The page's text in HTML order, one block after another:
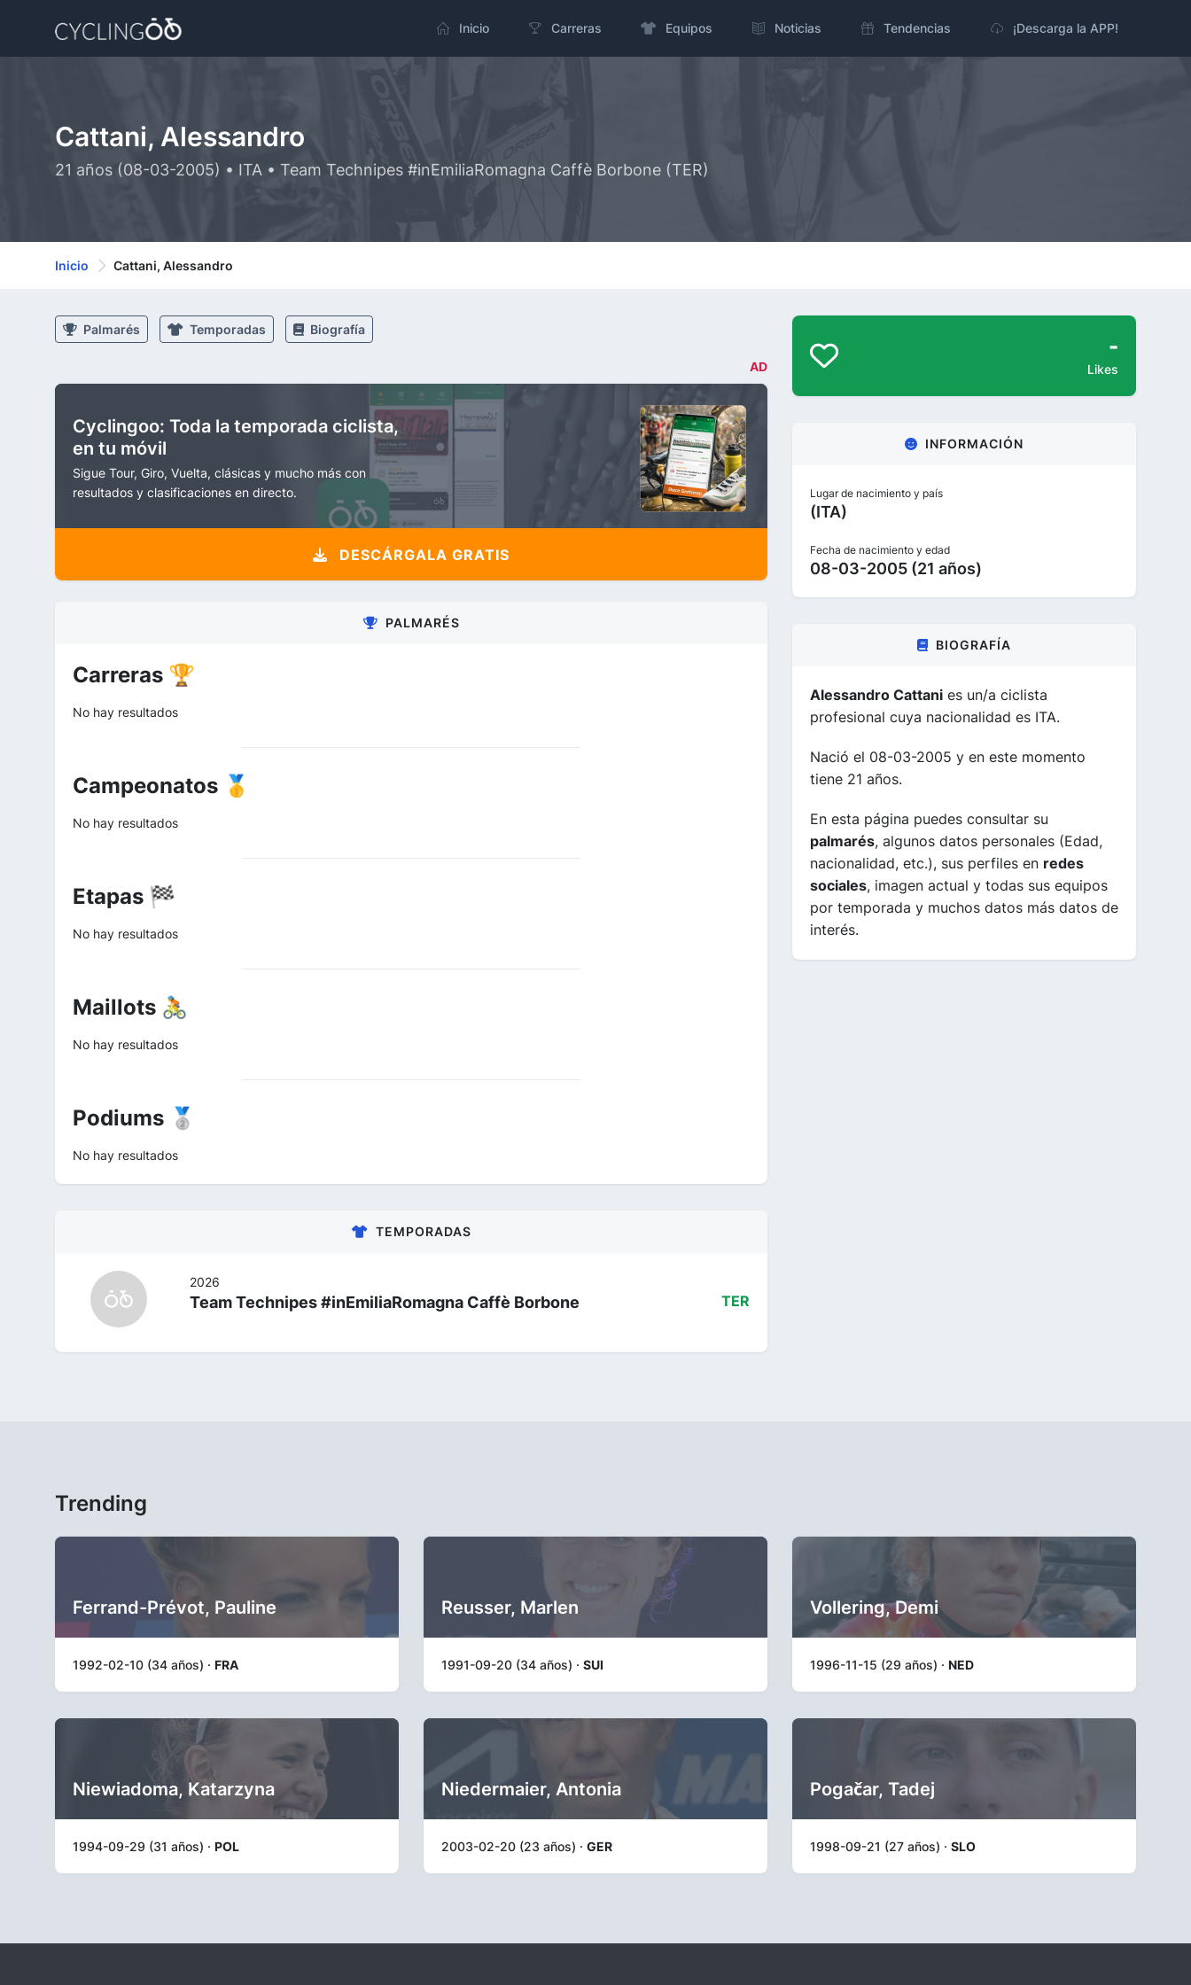
Inicio Carreras Equipos Noticias Tendencias ¡Descarga la APP!
Cattani, Alessandro
21 años (08-03-2005) • ITA • Team Technipes #inEmiliaRomagna Caffè Borbone (TER)
Inicio Cattani, Alessandro
Palmarés Temporadas Biografía
AD
Cyclingoo: Toda la temporada ciclista,
en tu móvil
Sigue Tour, Giro, Vuelta, clásicas y mucho más con
resultados y clasificaciones en directo.
DESCÁRGALA GRATIS
PALMARÉS
Carreras 🏆
No hay resultados
Campeonatos 🥇
No hay resultados
Etapas 🏁
No hay resultados
Maillots 🚴
No hay resultados
Podiums 🥈
No hay resultados
TEMPORADAS
2026
Team Technipes #inEmiliaRomagna Caffè Borbone TER
-
Likes
INFORMACIÓN
Lugar de nacimiento y país
(ITA)
Fecha de nacimiento y edad
08-03-2005 (21 años)
BIOGRAFÍA
Alessandro Cattani es un/a ciclista
profesional cuya nacionalidad es ITA.
Nació el 08-03-2005 y en este momento
tiene 21 años.
En esta página puedes consultar su
palmarés, algunos datos personales (Edad,
nacionalidad, etc.), sus perfiles en redes
sociales, imagen actual y todas sus equipos
por temporada y muchos datos más datos de
interés.
Trending
Ferrand-Prévot, Pauline
1992-02-10 (34 años) · FRA
Reusser, Marlen
1991-09-20 (34 años) · SUI
Vollering, Demi
1996-11-15 (29 años) · NED
Niewiadoma, Katarzyna
1994-09-29 (31 años) · POL
Niedermaier, Antonia
2003-02-20 (23 años) · GER
Pogačar, Tadej
1998-09-21 (27 años) · SLO